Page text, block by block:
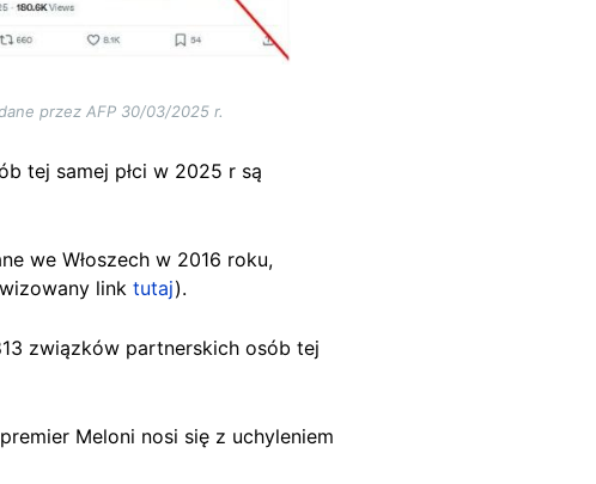
przez AFP 30/03/2025 r.
tej samej płci w 2025 r są
we Włoszech w 2016 roku,
link tutaj).
związków partnerskich osób tej
Meloni nosi się z uchyleniem